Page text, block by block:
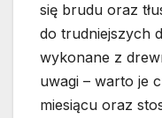
się brudu oraz
do trudniejszych
wykonane z
uwagi – warto je
miesiącu oraz